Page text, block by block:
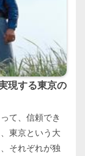
現する東京の
て、信頼でき
東京という大
それぞれが独